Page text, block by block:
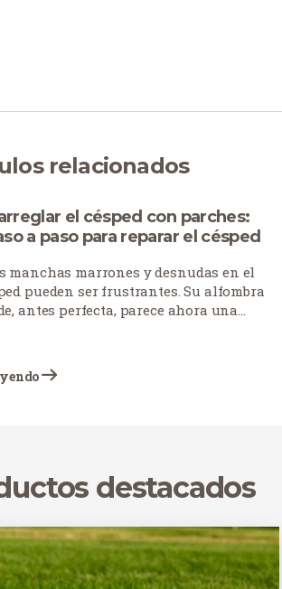
relacionados
el césped con parches:
a paso para reparar el césped
manchas marrones y desnudas en el
pueden ser frustrantes. Su alfombra
antes perfecta, parece ahora una
dejan manchas quemadas, el
peatonal desgasta los caminos o las
y devolver la belleza a tu
destacados